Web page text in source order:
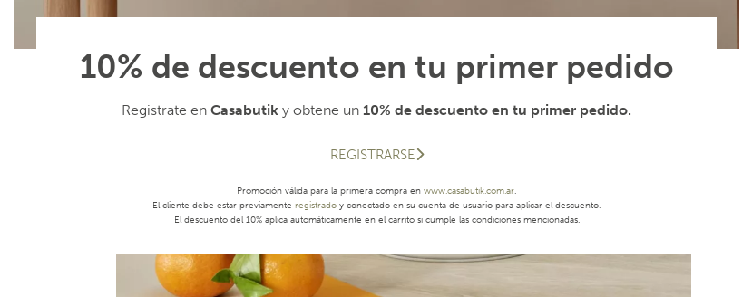
10% de descuento en tu primer pedido
Registrate en Casabutik y obtene un 10% de descuento en tu primer pedido.
REGISTRARSE
Promoción válida para la primera compra en www.casabutik.com.ar.
El cliente debe estar previamente registrado y conectado en su cuenta de usuario para aplicar el descuento.
El descuento del 10% aplica automáticamente en el carrito si cumple las condiciones mencionadas.